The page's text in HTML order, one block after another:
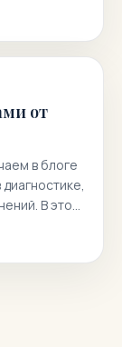
от
в блоге
В этой